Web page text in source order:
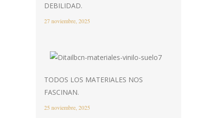
DEBILIDAD.
27 noviembre, 2025
TODOS LOS MATERIALES NOS
FASCINAN.
25 noviembre, 2025